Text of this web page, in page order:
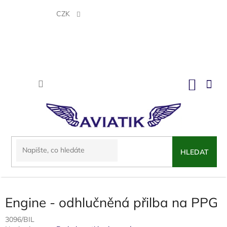
CZK
HLEDAT
Engine - odhlučněná přilba na PPG
3096/BIL